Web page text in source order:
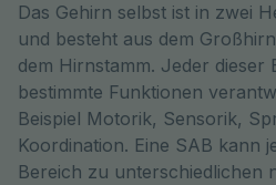
Das Gehirn selbst ist in zwei
und besteht aus dem
dem Hirnstamm. Jeder dieser
bestimmte Funktionen
Beispiel Motorik, Sensorik,
Koordination. Eine SAB kann
Bereich zu unterschiedlichen